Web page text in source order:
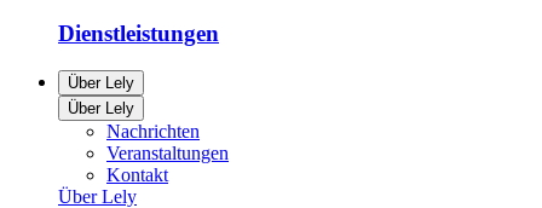
Dienstleistungen
Über Lely
Über Lely
Nachrichten
Veranstaltungen
Kontakt
Über Lely